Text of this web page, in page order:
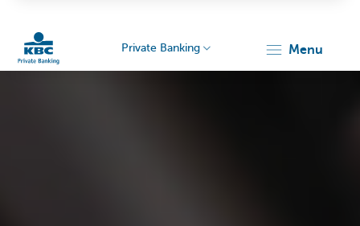
Private Banking menu